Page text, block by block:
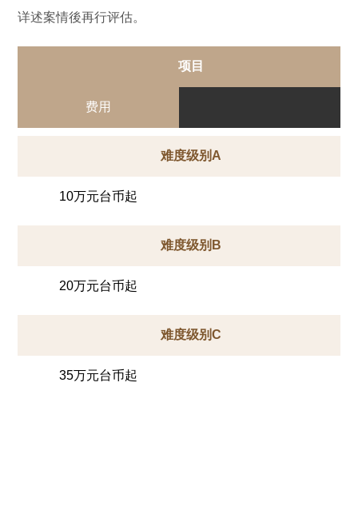
详述案情後再行评估。
项目
费用
难度级别A
10万元台币起
难度级别B
20万元台币起
难度级别C
35万元台币起